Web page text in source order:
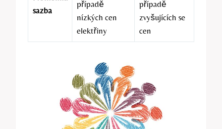
sazba
případě
nízkých cen
elektřiny
případě
zvyšujících se
cen